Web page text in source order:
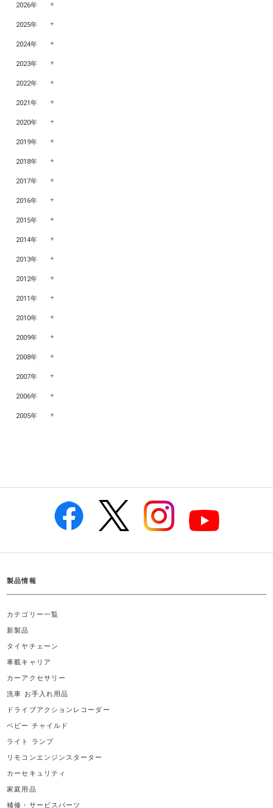
2026年
2025年
2024年
2023年
2022年
2021年
2020年
2019年
2018年
2017年
2016年
2015年
2014年
2013年
2012年
2011年
2010年
2009年
2008年
2007年
2006年
2005年
製品情報
カテゴリー一覧
新製品
タイヤチェーン
車載キャリア
カーアクセサリー
洗車 お手入れ用品
ドライブアクションレコーダー
ベビー チャイルド
ライト ランプ
リモコンエンジンスターター
カーセキュリティ
家庭用品
補修・サービスパーツ